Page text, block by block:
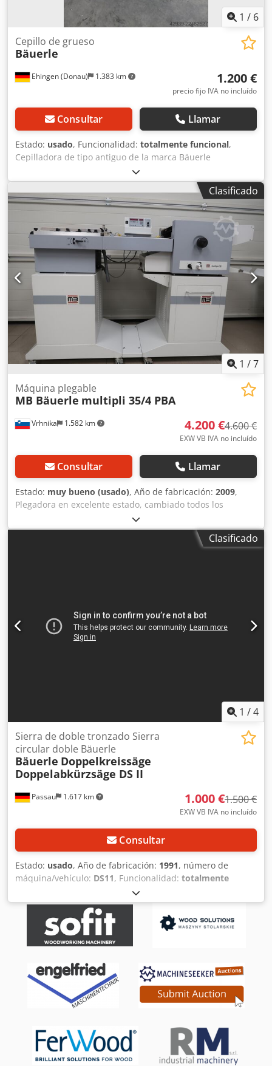
1 / 6
Ehingen (Donau) 1.383 km
Cepillo de grueso
Bäuerle
1.200 €
precio fijo IVA no incluído
Consultar Llamar
Estado: usado, Funcionalidad: totalmente funcional,
Cepilladora de tipo antiguo de la marca Bäuerle
(cepilladora para regruesado) Chjdpfjzqub Uex Ab Tea
Ancho de trabajo: 620 mm Ajuste manual de la altura
mediante una rueda de mano Mesa de regruesado de dos
columnas
Clasificado
1 /7
Vrhnika 1.582 km
Máquina plegable
MB Bäuerle multipli 35/4 PBA
4.200 €4.600 €
EXW VB IVA no incluído
Consultar Llamar
Estado: muy bueno (usado), Año de fabricación: 2009,
Plegadora en excelente estado, cambiado todos los
rodillos, alimentador de succión de aire con carril de
alineación, contador total y de lotes, control de doble hoja,
cuatro placas de plegado ajustables manualmente, máx.
Clasificado
1 /4
Passau 1.617 km
Sierra de doble tronzado Sierra
circular doble Bäuerle
Bäuerle Doppelkreissäge
Doppelabkürzsäge DS II
1.000 €1.500 €
EXW VB IVA no incluído
Consultar
Estado: usado, Año de fabricación: 1991, número de
máquina/vehículo: DS11, Funcionalidad: totalmente
9 kW (12,24 CV)
de sierra:370 mm, Equipamiento:protector de disco de
, Fabricante: Bäuerle Tipo: DS11 Año: 1991 Potencia:
2x4,5 kW Cedpfxjy Tphks Ab Toha Diámetro de la hoja de
sierra: 370 mm Sistema de medición de longitud
larga: aprox. 1900 mm